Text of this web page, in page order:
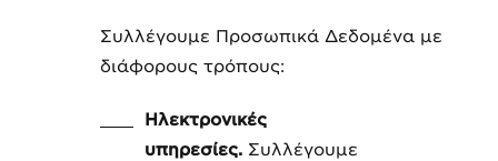
Συλλέγουμε Προσωπικά Δεδομένα με
διάφορους τρόπους:
Ηλεκτρονικές
υπηρεσίες. Συλλέγουμε